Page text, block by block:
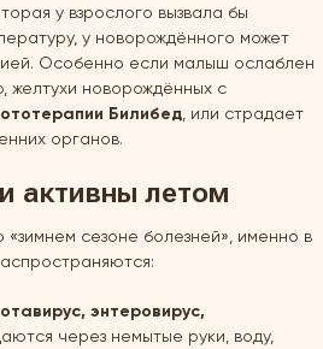
у взрослого вызвала бы
у новорождённого может
Особенно если малыш ослаблен
желтухи новорождённых с
Билибед , или страдает
органов.
активны летом
сезоне болезней», именно в
энтеровирус,
через немытые руки, воду,